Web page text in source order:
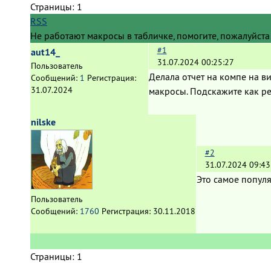
Страницы: 1
RSS
Не работают макросы в табличке, помогите, пожалуйста
aut14_
Пользователь
Сообщений: 1 Регистрация:
31.07.2024
#1
31.07.2024 00:25:27
Делала отчет на компе на
макросы. Подскажите как
nilske
Пользователь
Сообщений: 1760 Регистрация: 30.11.2018
#2
31.07.2024
Это самое
Страницы: 1